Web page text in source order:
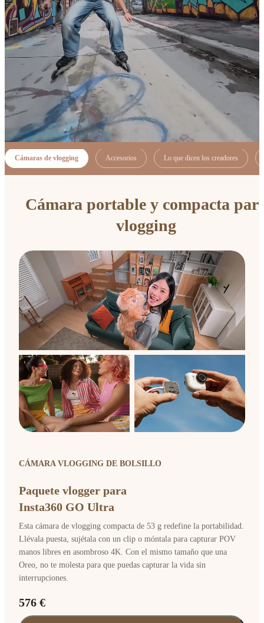
Cámaras de vlogging Accesorios Lo que dicen los creadores
Cámara portable y compacta
vlogging
CÁMARA VLOGGING DE BOLSILLO
Paquete vlogger para
Insta360 GO Ultra
Esta cámara de vlogging compacta de 53 g redefine la portabilidad.
Llévala puesta, sujétala con un clip o móntala para capturar POV
manos libres en asombroso 4K. Con el mismo tamaño que una
Oreo, no te molesta para que puedas capturar la vida sin
interrupciones.
576 €